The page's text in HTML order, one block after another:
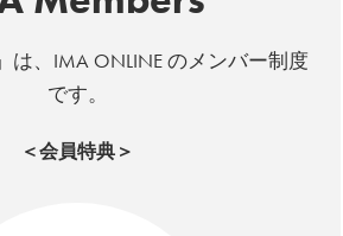
」は、IMA ONLINE のメンバー制度
です。
＜会員特典＞